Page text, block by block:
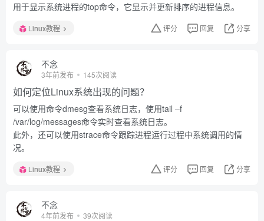
用于显示系统进程的top命令，它显示并更新排序的进程信息。
Linux教程 评分 回复 分享
不念
3年前发布 145次阅读
如何定位Linux系统出现的问题？
可以使用命令dmesg查看系统日志，使用tail –f
/var/log/messages命令实时查看系统日志。
此外，还可以使用strace命令跟踪进程运行过程中系统调用的情
况。
Linux教程 评分 回复 分享
不念
4年前发布 39次阅读